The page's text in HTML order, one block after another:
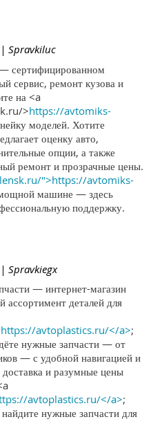
| Spravkiluc
сертифицированном
сервис, ремонт кузова и
на <a
>https://avtomiks-
моделей. Хотите
оценку авто,
опции, а также
ремонт и прозрачные цены.
">https://avtomiks-
машине — здесь
поддержку.
| Spravkiegx
— интернет-магазин
деталей для
avtoplastics.ru/</a>;
нужные запчасти — от
— с удобной навигацией и
и разумные цены
avtoplastics.ru/</a>;
нужные запчасти для